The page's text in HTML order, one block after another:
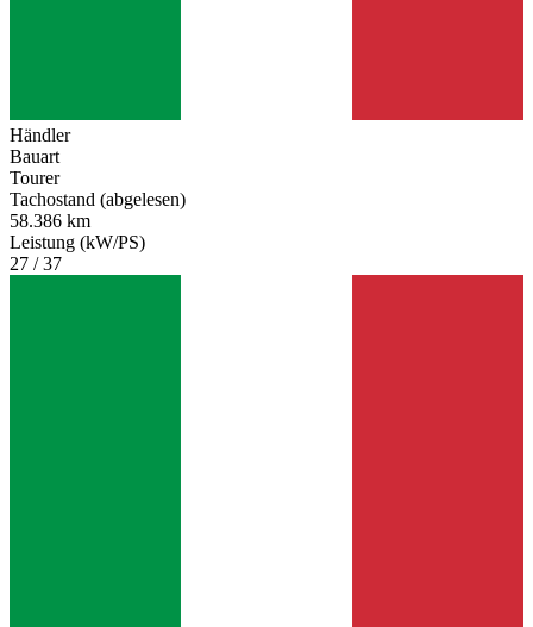
Händler
Bauart
Tourer
Tachostand (abgelesen)
58.386 km
Leistung (kW/PS)
27 / 37